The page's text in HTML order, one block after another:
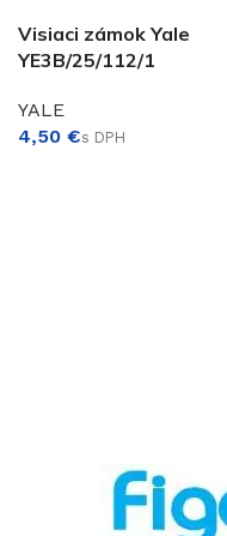
Visiaci zámok Yale
YE3B/25/112/1
YALE
€